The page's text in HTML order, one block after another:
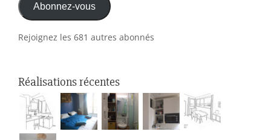
mailAbonnez-vous
Rejoignez les 681 autres abonnés
Réalisations récentes